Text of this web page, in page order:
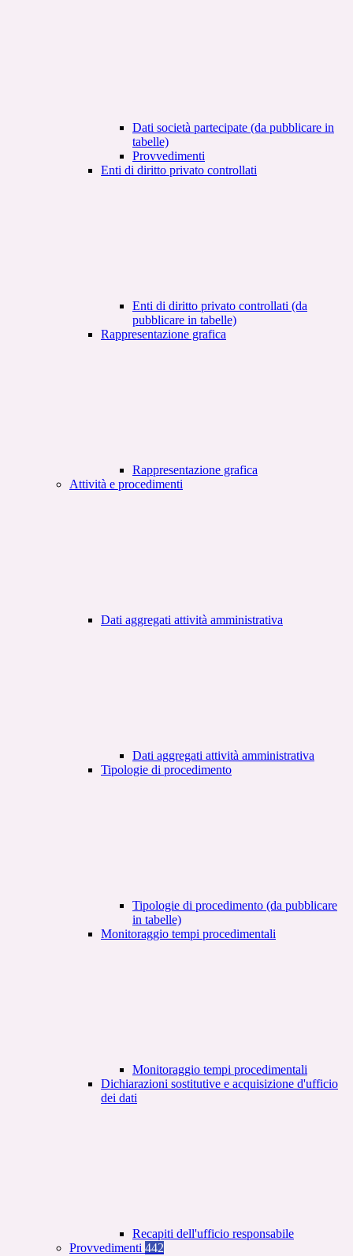
Dati società partecipate (da pubblicare in
tabelle)
Provvedimenti
Enti di diritto privato controllati
Enti di diritto privato controllati (da
pubblicare in tabelle)
Rappresentazione grafica
Rappresentazione grafica
Attività e procedimenti
Dati aggregati attività amministrativa
Dati aggregati attività amministrativa
Tipologie di procedimento
Tipologie di procedimento (da pubblicare
in tabelle)
Monitoraggio tempi procedimentali
Monitoraggio tempi procedimentali
Dichiarazioni sostitutive e acquisizione d'ufficio
dei dati
Recapiti dell'ufficio responsabile
Provvedimenti 442